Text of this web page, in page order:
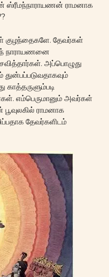
ஸ்ரீமந்நாராயணன் ராமனாக
குழந்தைகளே. தேவர்கள்
நாராயணனை
அப்பொழுது
எம்பெருமானும் அவர்கள்
ராமனாக
தேவர்களிடம்